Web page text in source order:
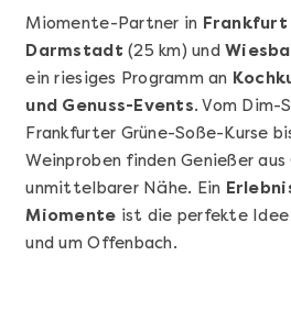
Geschenkbox 100€
Miomente-Partner in Frankfurt
Darmstadt (25 km) und
ein riesiges Programm an
und Genuss-Events. Vom Dim-
Frankfurter Grüne-Soße-Kurse
Weinproben finden Genießer
unmittelbarer Nähe. Ein
Miomente ist die perfekte Idee
und um Offenbach.